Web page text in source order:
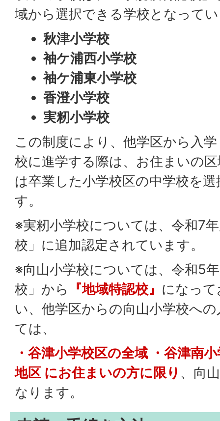
域から選択できる学校となって
秋津小学校
袖ケ浦西小学校
袖ケ浦東小学校
香澄小学校
実籾小学校
この制度により、他学区から入
校に進学する際は、お住まいの
は卒業した小学校区の中学校を
す。
※実籾小学校については、令和7
校」に追加認定されています。
※向山小学校については、令和5
校」から
『地域特認校』 になっ
い、他学区からの向山小学校へ
ては、
・谷津小学校区の全域 ・谷津南
地区 にお住まいの方に限り 、向
なります。